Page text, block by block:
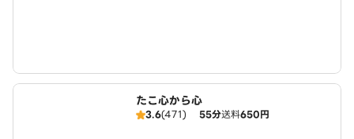
たこ心から心
3.6(471) 55分送料650円